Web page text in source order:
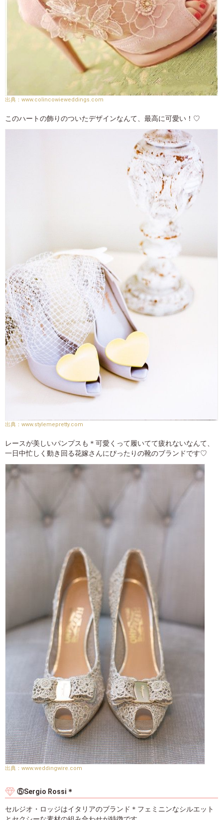
www.colincowieweddings.com
このハートの飾りのついたデザインなんて、最高に可愛い！♡
www.stylemepretty.com
レースが美しいパンプスも＊可愛くって履いてて疲れないなんて、
一日中忙しく動き回る花嫁さんにぴったりの靴のブランドです♡
www.weddingwire.com
⑤Sergio Rossi＊
セルジオ・ロッジはイタリアのブランド＊フェミニンなシルエット